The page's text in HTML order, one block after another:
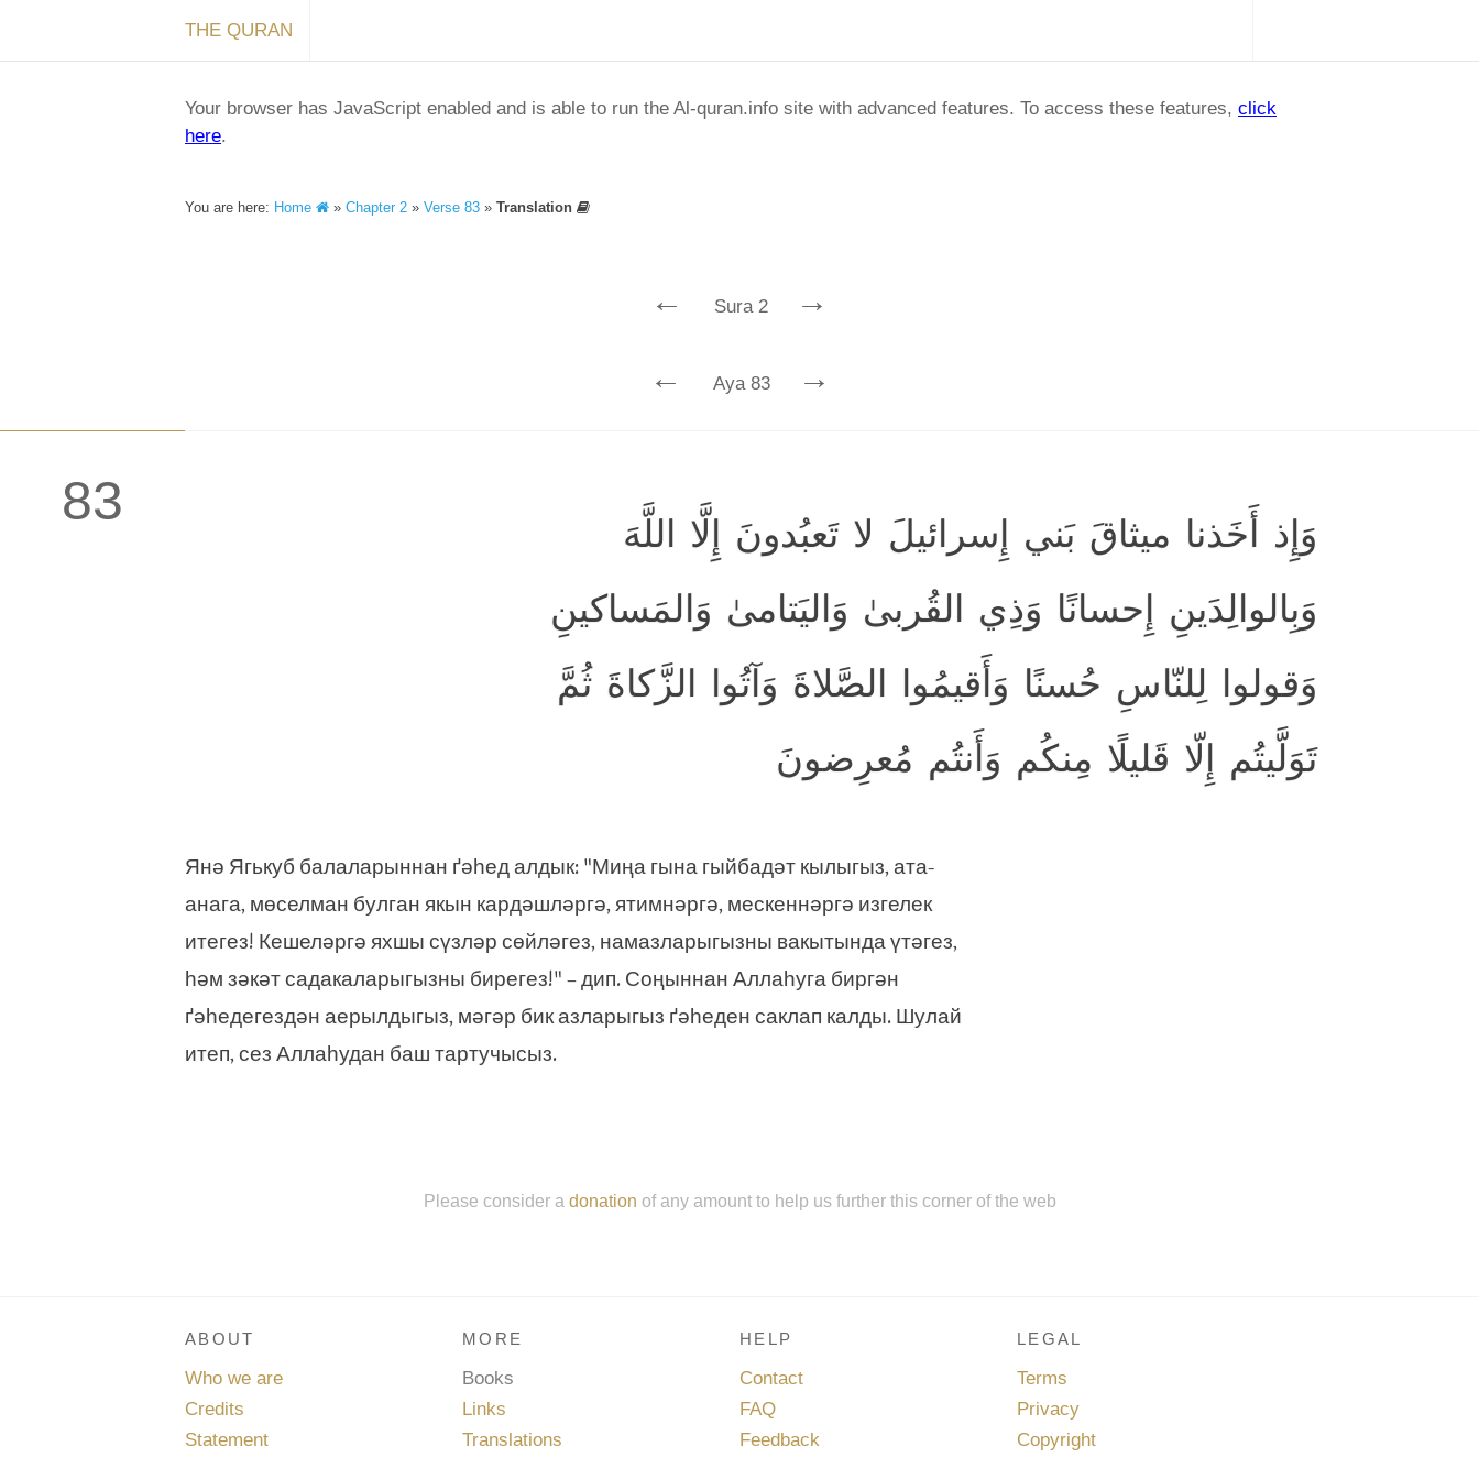
THE QURAN
Your browser has JavaScript enabled and is able to run the Al-quran.info site with advanced features. To access these features, click
here.
You are here: Home » Chapter 2 » Verse 83 » Translation
← Sura 2 →
← Aya 83 →
83
وَإِذ أَخَذنا ميثاقَ بَني إِسرائيلَ لا تَعبُدونَ إِلَّا اللَّهَ
وَبِالوالِدَينِ إِحسانًا وَذِي القُربىٰ وَاليَتامىٰ وَالمَساكينِ
وَقولوا لِلنّاسِ حُسنًا وَأَقيمُوا الصَّلاةَ وَآتُوا الزَّكاةَ ثُمَّ
تَوَلَّيتُم إِلّا قَليلًا مِنكُم وَأَنتُم مُعرِضونَ
Янә Ягькуб балаларыннан ґәһед алдык: "Миңа гына гыйбадәт кылыгыз, ата-
анага, мөселман булган якын кардәшләргә, ятимнәргә, мескеннәргә изгелек
итегез! Кешеләргә яхшы сүзләр сөйләгез, намазларыгызны вакытында үтәгез,
һәм зәкәт садакаларыгызны бирегез!" – дип. Соңыннан Аллаһуга биргән
ґәһедегездән аерылдыгыз, мәгәр бик азларыгыз ґәһеден саклап калды. Шулай
итеп, сез Аллаһудан баш тартучысыз.
Please consider a donation of any amount to help us further this corner of the web
ABOUT
Who we are
Credits
Statement
MORE
Books
Links
Translations
HELP
Contact
FAQ
Feedback
LEGAL
Terms
Privacy
Copyright